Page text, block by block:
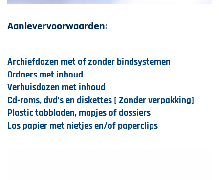
Aanlevervoorwaarden:
Archiefdozen met of zonder bindsystemen
Ordners met inhoud
Verhuisdozen met inhoud
Cd-roms, dvd’s en diskettes [ Zonder verpakking]
Plastic tabbladen, mapjes of dossiers
Los papier met nietjes en/of paperclips